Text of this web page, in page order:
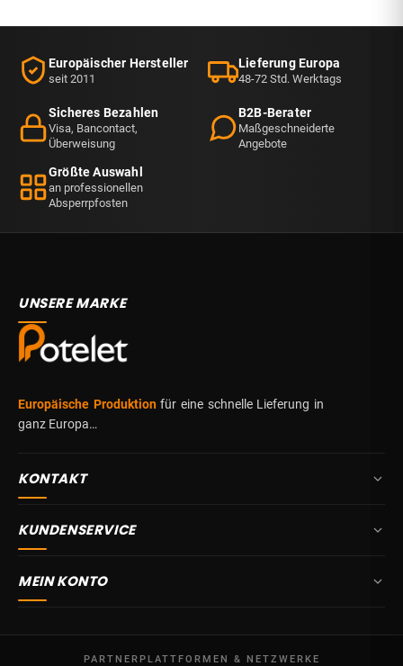
Europäischer Hersteller
seit 2011
Lieferung Europa
48-72 Std. Werktags
Sicheres Bezahlen
Visa, Bancontact,
Überweisung
B2B-Berater
Maßgeschneiderte
Angebote
Größte Auswahl
an professionellen
Absperrpfosten
UNSERE MARKE
Europäische Produktionfür eine schnelle Lieferung in
ganz Europa…
KONTAKT
4710 Lontzen
Mo – Fr
09:00 – 17:00
KUNDENSERVICE
Lieferung
AGB
MEIN KONTO
Meine BestellungenPARTNERPLATTFORMEN & NETZWERKE